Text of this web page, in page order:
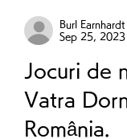
Burl Earnhardt
Sep 25, 2023
Jocuri de
Vatra
România.